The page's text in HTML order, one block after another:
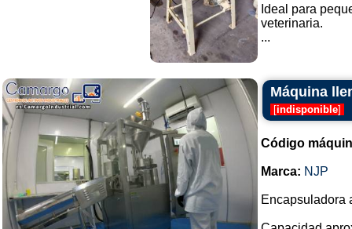
Ideal para
veterinaria.
...
Máquina
[indisponible]
Código
Marca: NJP
Encapsuladora